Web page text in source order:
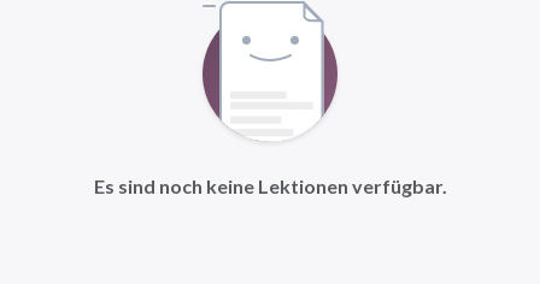
Es sind noch keine Lektionen verfügbar.